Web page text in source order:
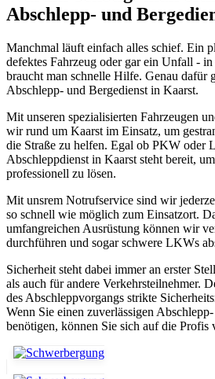
Abschlepp- und
Manchmal läuft einfach alles schief. Ein
defektes Fahrzeug oder gar ein Unfall -
braucht man schnelle Hilfe. Genau dafür
Abschlepp- und Bergedienst in Kaarst.
Mit unseren spezialisierten Fahrzeugen
wir rund um Kaarst im Einsatz, um
die Straße zu helfen. Egal ob PKW oder
Abschleppdienst in Kaarst steht bereit,
professionell zu lösen.
Mit unsrem Notrufservice sind wir
so schnell wie möglich zum Einsatzort.
umfangreichen Ausrüstung können wir
durchführen und sogar schwere LKWs
Sicherheit steht dabei immer an erster
als auch für andere Verkehrsteilnehmer.
des Abschleppvorgangs strikte
Wenn Sie einen zuverlässigen
benötigen, können Sie sich auf die Profis